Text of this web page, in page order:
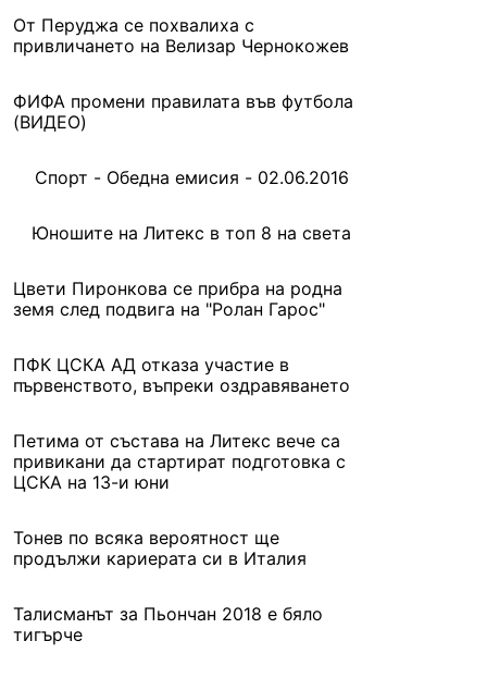
От Перуджа се похвалиха с
привличането на Велизар Чернокожев
ФИФА промени правилата във футбола
(ВИДЕО)
Спорт - Обедна емисия - 02.06.2016
Юношите на Литекс в топ 8 на света
Цвети Пиронкова се прибра на родна
земя след подвига на "Ролан Гарос"
ПФК ЦСКА АД отказа участие в
първенството, въпреки оздравяването
Петима от състава на Литекс вече са
привикани да стартират подготовка с
ЦСКА на 13-и юни
Тонев по всяка вероятност ще
продължи кариерата си в Италия
Талисманът за Пьончан 2018 е бяло
тигърче